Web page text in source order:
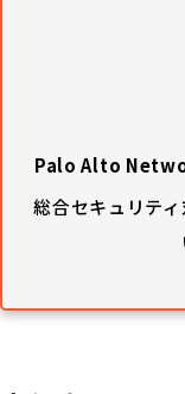
Palo Alto
総合セキュリティ